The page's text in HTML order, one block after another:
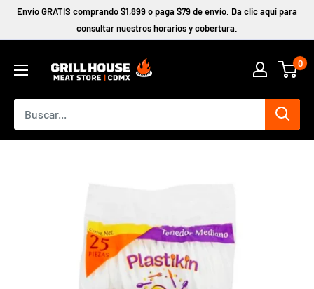
contenido
Envío GRATIS comprando $1,899 o paga $79 de envío. Da clic aquí para
consultar nuestros horarios y cobertura.
0